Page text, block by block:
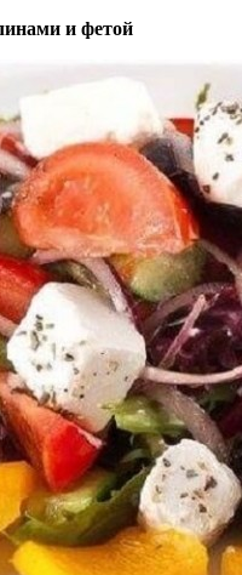
и фетой